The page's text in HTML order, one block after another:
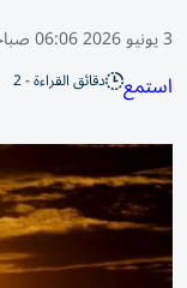
3 يونيو 2026 06:06 صباحًا
استمع دقائق القراءة - 2